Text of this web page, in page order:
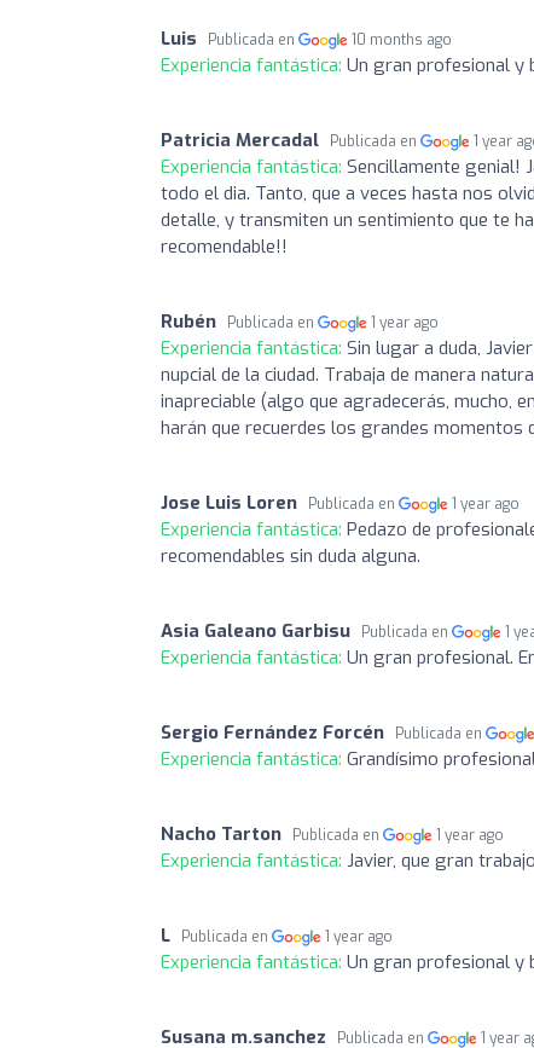
Luis Publicada en 10 months ago
Experiencia fantástica: Un gran profesional y
Patricia Mercadal Publicada en 1 year
Experiencia fantástica: Sencillamente genial!
todo el dia. Tanto, que a veces hasta nos
detalle, y transmiten un sentimiento que te
recomendable!!
Rubén Publicada en 1 year ago
Experiencia fantástica: Sin lugar a duda,
nupcial de la ciudad. Trabaja de manera
inapreciable (algo que agradecerás, mucho,
harán que recuerdes los grandes momentos
Jose Luis Loren Publicada en 1 year ago
Experiencia fantástica: Pedazo de
recomendables sin duda alguna.
Asia Galeano Garbisu Publicada en 1
Experiencia fantástica: Un gran profesional.
Sergio Fernández Forcén Publicada en
Experiencia fantástica: Grandísimo
Nacho Tarton Publicada en 1 year ago
Experiencia fantástica: Javier, que gran
L Publicada en 1 year ago
Experiencia fantástica: Un gran profesional y
Susana m.sanchez Publicada en 1 year